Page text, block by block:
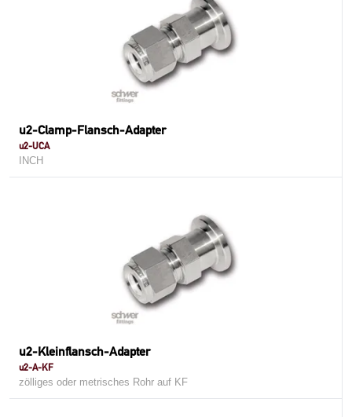
u2-Clamp-Flansch-Adapter
u2-UCA
INCH
u2-Kleinflansch-Adapter
u2-A-KF
zölliges oder metrisches Rohr auf KF